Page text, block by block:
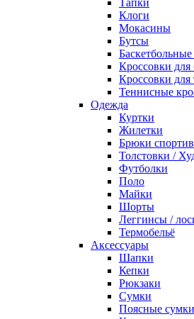
Клоги
Мокасины
Бутсы
Кроссовки для
Кроссовки для
Теннисные
Одежда
Куртки
Жилетки
Брюки
Толстовки /
Футболки
Поло
Майки
Шорты
Леггинсы /
Термобельё
Аксессуары
Шапки
Кепки
Рюкзаки
Сумки
Поясные сумки